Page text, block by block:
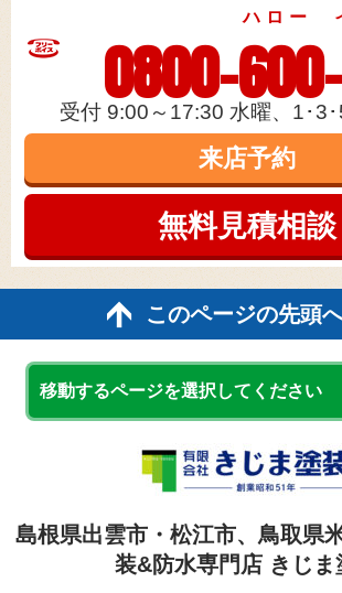
0800-600-
ハロー
受付 9:00～17:30 水曜、1･3
来店予約
無料見積相談
このページの先頭
移動するページを選択してください
島根県出雲市・松江市、鳥取県
装&防水専門店